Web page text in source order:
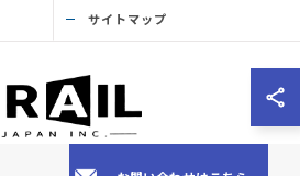
サイトマップ